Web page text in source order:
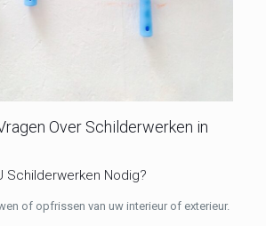
Over Schilderwerken in
Schilderwerken Nodig?
of opfrissen van uw interieur of exterieur.